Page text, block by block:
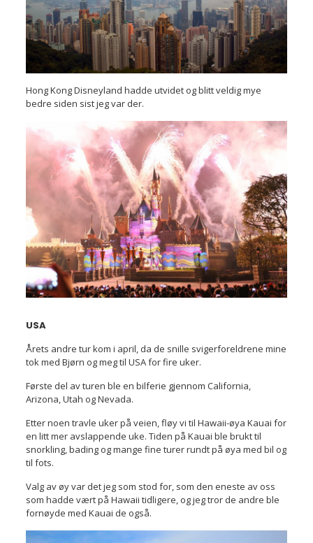
Hong Kong Disneyland hadde utvidet og blitt veldig mye
bedre siden sist jeg var der.
USA
Årets andre tur kom i april, da de snille svigerforeldrene mine
tok med Bjørn og meg til USA for fire uker.
Første del av turen ble en bilferie gjennom California,
Arizona, Utah og Nevada.
Etter noen travle uker på veien, fløy vi til Hawaii-øya Kauai for
en litt mer avslappende uke. Tiden på Kauai ble brukt til
snorkling, bading og mange fine turer rundt på øya med bil og
til fots.
Valg av øy var det jeg som stod for, som den eneste av oss
som hadde vært på Hawaii tidligere, og jeg tror de andre ble
fornøyde med Kauai de også.